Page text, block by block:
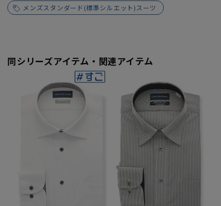
メンズスタンダード(標準シルエット)スーツ
同シリーズアイテム・関連アイテム